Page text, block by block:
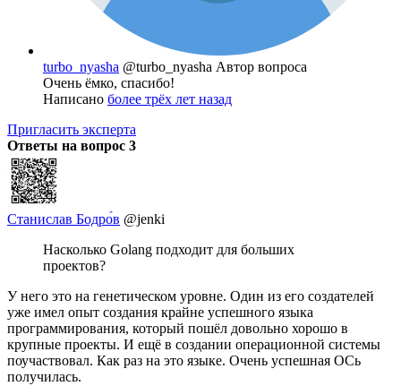
turbo_nyasha @turbo_nyasha Автор вопроса
Очень ёмко, спасибо!
Написано более трёх лет назад
Пригласить эксперта
Ответы на вопрос 3
Станислав Бодро́в @jenki
Насколько Golang подходит для больших
проектов?
У него это на генетическом уровне. Один из его создателей
уже имел опыт создания крайне успешного языка
программирования, который пошёл довольно хорошо в
крупные проекты. И ещё в создании операционной системы
поучаствовал. Как раз на это языке. Очень успешная ОСь
получилась.